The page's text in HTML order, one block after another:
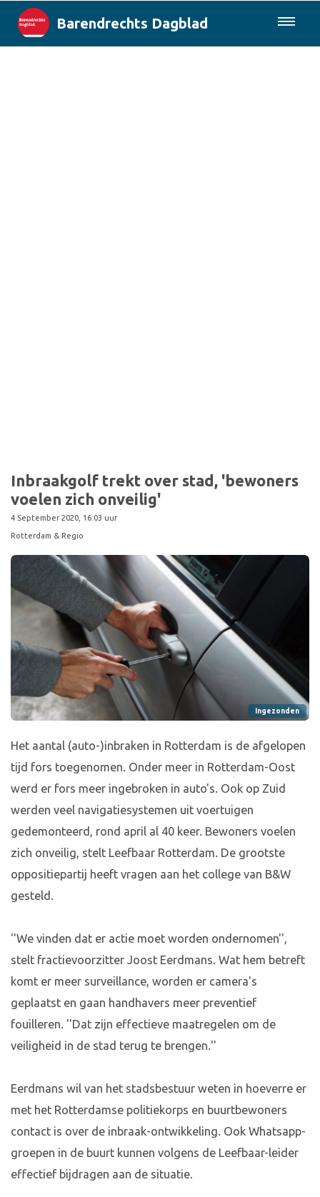
Barendrechts Dagblad
Inbraakgolf trekt over stad, 'bewoners
voelen zich onveilig'
4 September 2020, 16:03 uur
Rotterdam & Regio
Ingezonden
Het aantal (auto-)inbraken in Rotterdam is de afgelopen
tijd fors toegenomen. Onder meer in Rotterdam-Oost
werd er fors meer ingebroken in auto's. Ook op Zuid
werden veel navigatiesystemen uit voertuigen
gedemonteerd, rond april al 40 keer. Bewoners voelen
zich onveilig, stelt Leefbaar Rotterdam. De grootste
oppositiepartij heeft vragen aan het college van B&W
gesteld.
''We vinden dat er actie moet worden ondernomen'',
stelt fractievoorzitter Joost Eerdmans. Wat hem betreft
komt er meer surveillance, worden er camera's
geplaatst en gaan handhavers meer preventief
fouilleren. ''Dat zijn effectieve maatregelen om de
veiligheid in de stad terug te brengen.''
Eerdmans wil van het stadsbestuur weten in hoeverre er
met het Rotterdamse politiekorps en buurtbewoners
contact is over de inbraak-ontwikkeling. Ook Whatsapp-
groepen in de buurt kunnen volgens de Leefbaar-leider
effectief bijdragen aan de situatie.